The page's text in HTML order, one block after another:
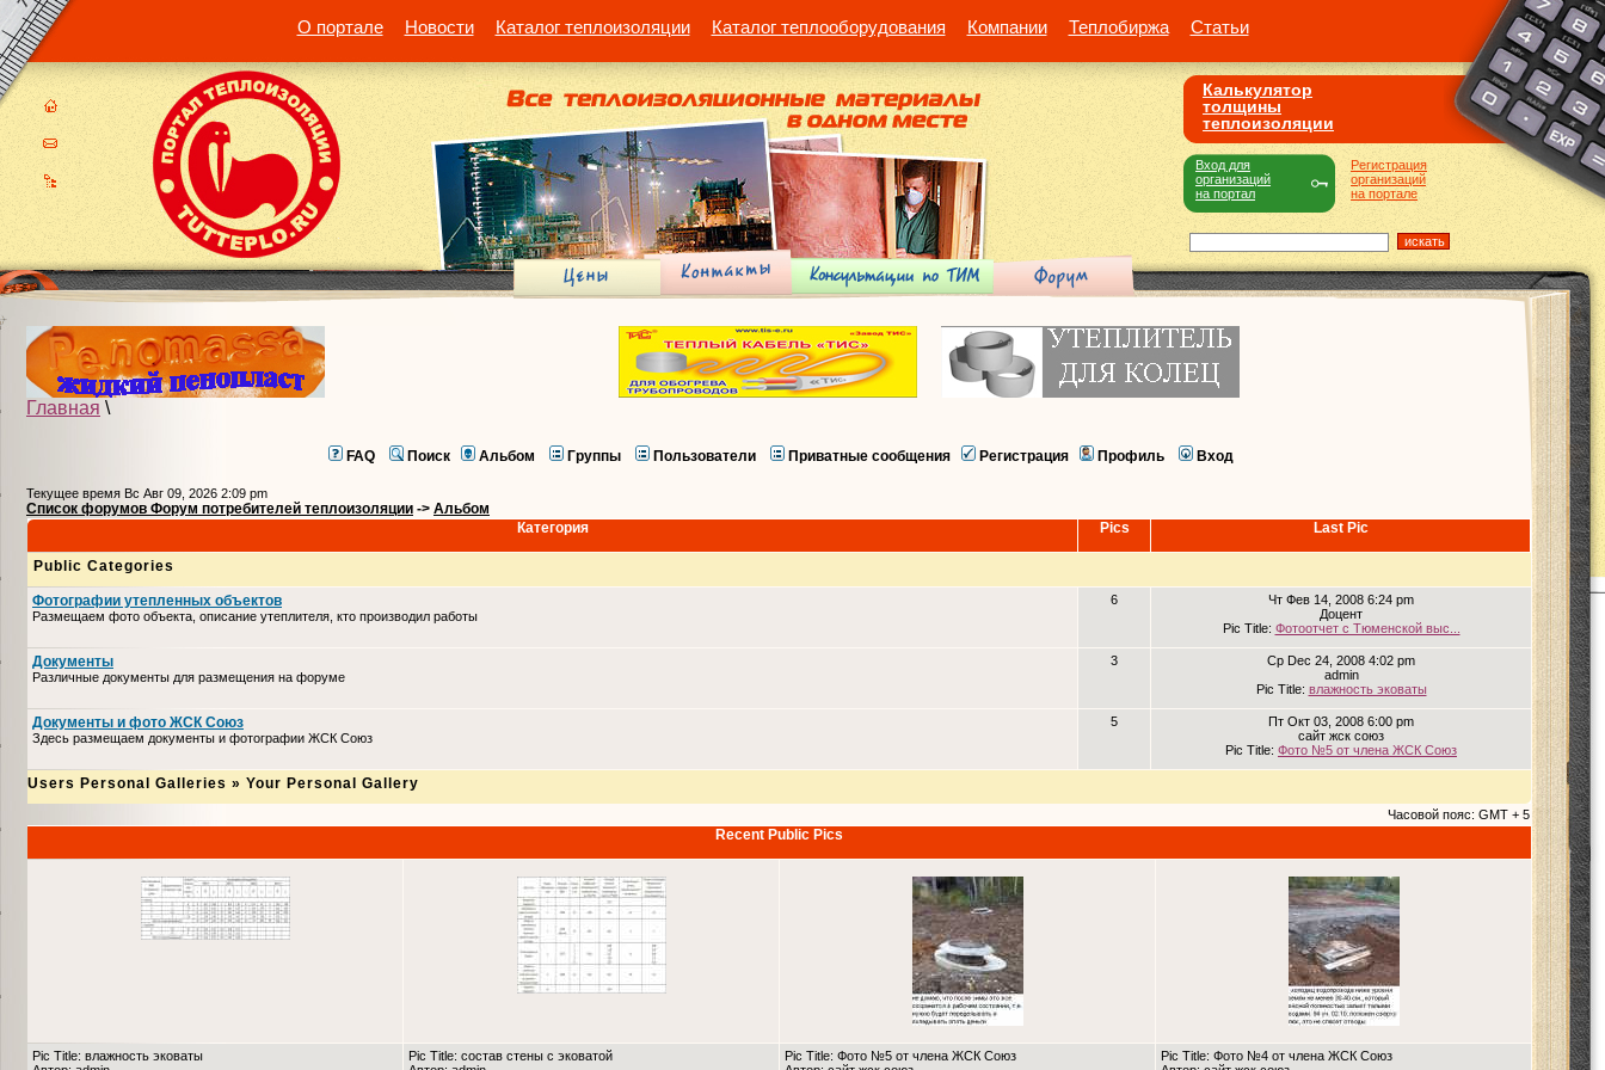
О портале Новости Каталог теплоизоляции Каталог теплооборудования Компании Теплобиржа Статьи
Калькулятор
толщины
теплоизоляции
Регистрация
организаций
на портале
Вход для
организаций
на портал
Главная \
FAQ Поиск Альбом Группы Пользователи Приватные сообщения Регистрация Профиль Вход
Текущее время Вс Авг 09, 2026 2:09 pm
Список форумов Форум потребителей теплоизоляции -> Альбом
Категория
Pics Last Pic
Public Categories
Фотографии утепленных объектов
Размещаем фото объекта, описание утеплителя, кто производил работы
6
Чт Фев 14, 2008 6:24 pm
Доцент
Pic Title: Фотоотчет с Тюменской выс...
Документы
Различные документы для размещения на форуме
3
Ср Dec 24, 2008 4:02 pm
admin
Pic Title: влажность эковаты
Документы и фото ЖСК Союз
Здесь размещаем документы и фотографии ЖСК Союз
5
Пт Окт 03, 2008 6:00 pm
сайт жск союз
Pic Title: Фото №5 от члена ЖСК Союз
Users Personal Galleries » Your Personal Gallery
Часовой пояс: GMT + 5
Recent Public Pics
Pic Title: влажность эковаты
Pic Title: состав стены с эковатой
Pic Title: Фото №5 от члена ЖСК Союз
Pic Title: Фото №4 от члена ЖСК Союз